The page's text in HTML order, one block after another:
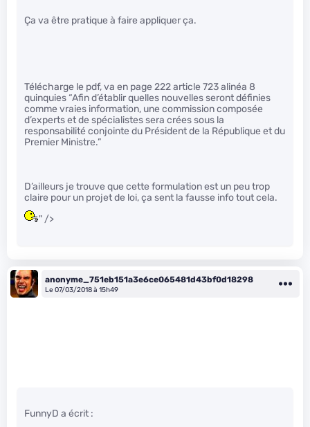
Ça va être pratique à faire appliquer ça.
Télécharge le pdf, va en page 222 article 723 alinéa 8
quinquies “Afin d’établir quelles nouvelles seront définies
comme vraies information, une commission composée
d’experts et de spécialistes sera crées sous la
responsabilité conjointe du Président de la République et du
Premier Ministre.”
D’ailleurs je trouve que cette formulation est un peu trop
claire pour un projet de loi, ça sent la fausse info tout cela.
" />
anonyme_751eb151a3e6ce065481d43bf0d18298
Le 07/03/2018 à 15h49
FunnyD a écrit :